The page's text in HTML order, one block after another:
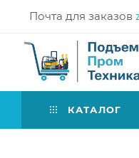
Почта для заказов
КАТАЛОГ